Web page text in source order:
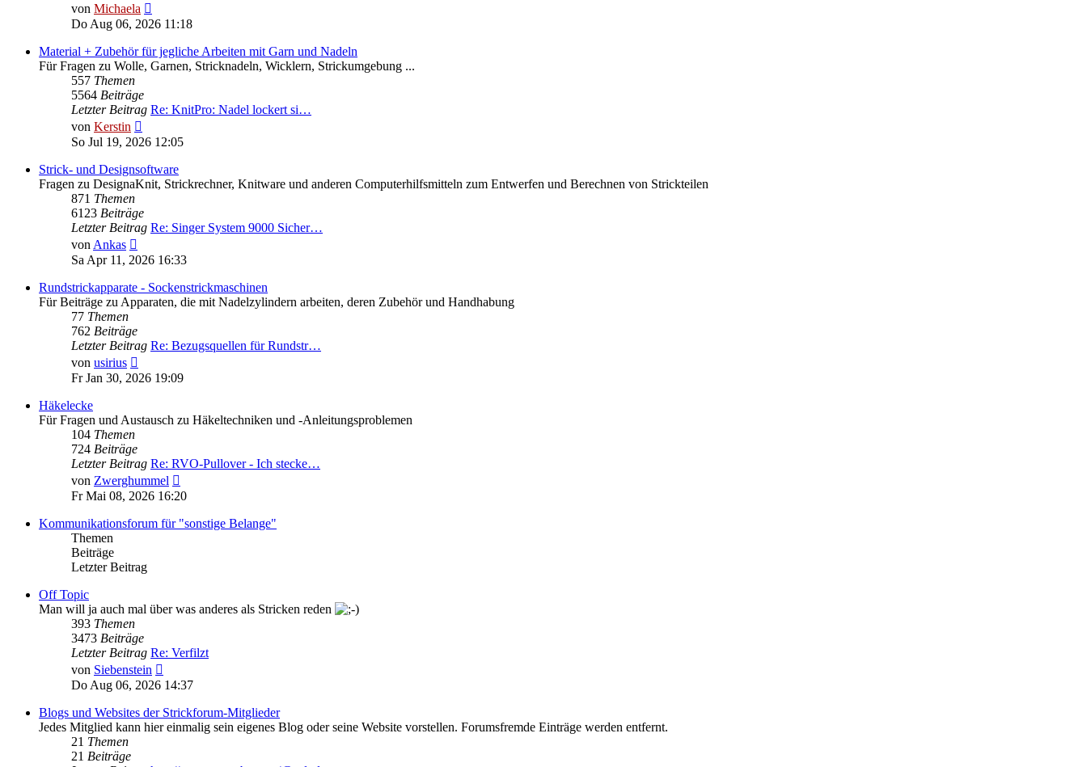
von Michaela
Beitrag
Do Aug 06, 2026 11:18
Material + Zubehör für jegliche Arbeiten mit Garn und Nadeln
Für Fragen zu Wolle, Garnen, Stricknadeln, Wicklern, Strickumgebung ...
557 Themen
5564 Beiträge
Letzter Beitrag Re: KnitPro: Nadel lockert si…
von Kerstin
Beitrag
So Jul 19, 2026 12:05
Strick- und Designsoftware
Fragen zu DesignaKnit, Strickrechner, Knitware und anderen Computerhilfsmitteln zum Entwerfen und Berechnen von Strickteilen
871 Themen
6123 Beiträge
Letzter Beitrag Re: Singer System 9000 Sicher…
vonAnkas
Beitrag
Sa Apr 11, 2026 16:33
Rundstrickapparate - Sockenstrickmaschinen
Für Beiträge zu Apparaten, die mit Nadelzylindern arbeiten, deren Zubehör und Handhabung
77 Themen
762 Beiträge
Letzter Beitrag Re: Bezugsquellen für Rundstr…
von usirius
Beitrag
Fr Jan 30, 2026 19:09
Häkelecke
Für Fragen und Austausch zu Häkeltechniken und -Anleitungsproblemen
104 Themen
724 Beiträge
Letzter Beitrag Re: RVO-Pullover - Ich stecke…
von Zwerghummel
Beitrag
Fr Mai 08, 2026 16:20
Kommunikationsforum für "sonstige Belange"
Themen
Beiträge
Letzter Beitrag
Off Topic
Man will ja auch mal über was anderes als Stricken reden
393 Themen
3473 Beiträge
Letzter Beitrag Re: Verfilzt
von Siebenstein
Beitrag
Do Aug 06, 2026 14:37
Blogs und Websites der Strickforum-Mitglieder
Jedes Mitglied kann hier einmalig sein eigenes Blog oder seine Website vorstellen. Forumsfremde Einträge werden entfernt.
21 Themen
21 Beiträge